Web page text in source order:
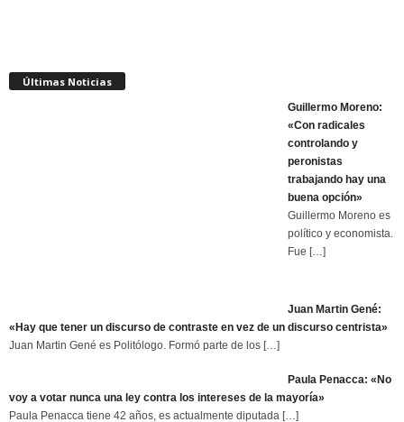
Últimas Noticias
Guillermo Moreno:
«Con radicales
controlando y
peronistas
trabajando hay una
buena opción»
Guillermo Moreno es
político y economista.
Fue […]
Juan Martin Gené:
«Hay que tener un discurso de contraste en vez de un discurso centrista»
Juan Martin Gené es Politólogo. Formó parte de los […]
Paula Penacca: «No
voy a votar nunca una ley contra los intereses de la mayoría»
Paula Penacca tiene 42 años, es actualmente diputada […]